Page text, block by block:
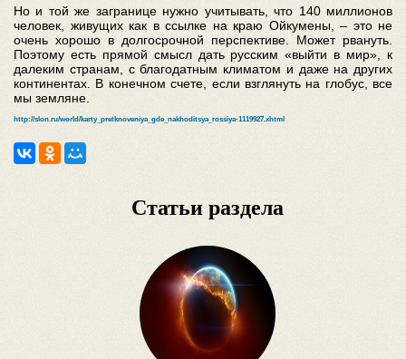
Но и той же загранице нужно учитывать, что 140 миллионов
человек, живущих как в ссылке на краю Ойкумены, – это не
очень хорошо в долгосрочной перспективе. Может рвануть.
Поэтому есть прямой смысл дать русским «выйти в мир», к
далеким странам, с благодатным климатом и даже на других
континентах. В конечном счете, если взглянуть на глобус, все
мы земляне.
http://slon.ru/world/karty_pretknoveniya_gde_nakhoditsya_rossiya-1119927.xhtml
Статьи раздела